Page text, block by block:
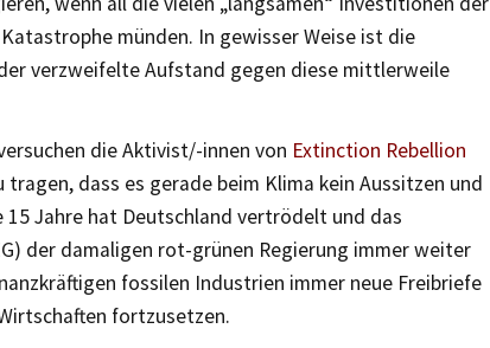
münden. In gewisser Weise ist die
verzweifelte Aufstand gegen diese mittlerweile
die Aktivist/-innen von Extinction Rebellion
dass es gerade beim Klima kein Aussitzen und
15 Jahre hat Deutschland vertrödelt und das
der damaligen rot-grünen Regierung immer weiter
fossilen Industrien immer neue Freibriefe
fortzusetzen.